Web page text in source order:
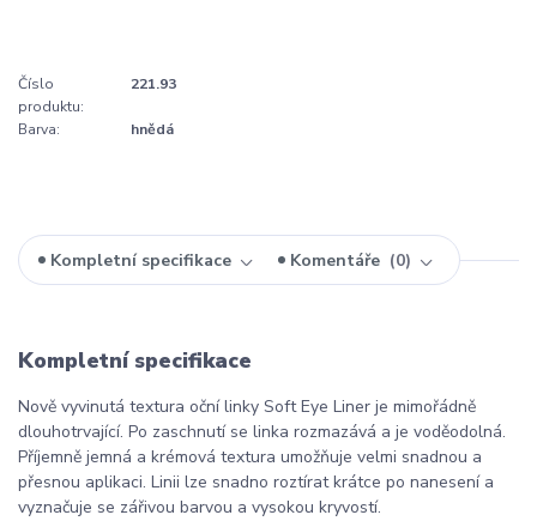
Číslo
produktu:
221.93
Barva: hnědá
Kompletní specifikace Komentáře 0
Kompletní specifikace
Nově vyvinutá textura oční linky Soft Eye Liner je mimořádně
dlouhotrvající. Po zaschnutí se linka rozmazává a je voděodolná.
Příjemně jemná a krémová textura umožňuje velmi snadnou a
přesnou aplikaci. Linii lze snadno roztírat krátce po nanesení a
vyznačuje se zářivou barvou a vysokou kryvostí.